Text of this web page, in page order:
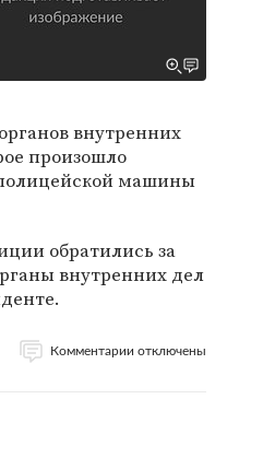
внутренних
произошло
полицейской машины
обратились за
внутренних дел
Комментарии отключены